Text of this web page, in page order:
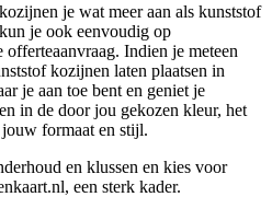
je wat meer aan als kunststof
je ook eenvoudig op
Indien je meteen
kozijnen laten plaatsen in
je aan toe bent en geniet je
in de door jou gekozen kleur, het
formaat en stijl.
en klussen en kies voor
een sterk kader.